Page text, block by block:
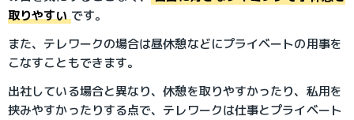
取りやすいです。
また、テレワークの場合は昼休憩などにプライベートの用事を
こなすこともできます。
出社している場合と異なり、休憩を取りやすかったり、私用を
挟みやすかったりする点で、テレワークは仕事とプライベート